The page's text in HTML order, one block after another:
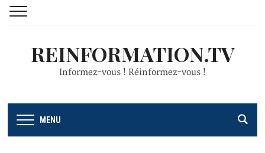
REINFORMATION.TV
Informez-vous ! Réinformez-vous !
MENU